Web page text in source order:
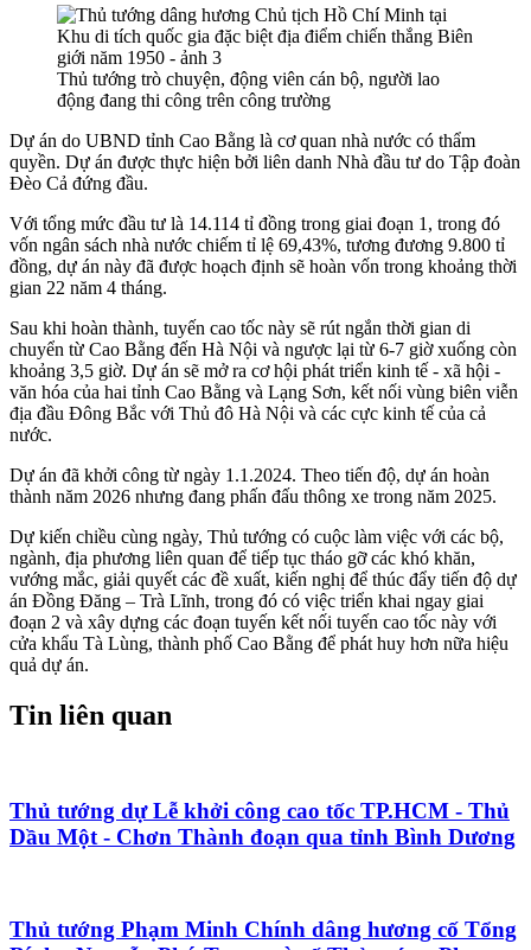
Thủ tướng trò chuyện, động viên cán bộ, người lao
động đang thi công trên công trường
Dự án do UBND tỉnh Cao Bằng là cơ quan nhà nước có thẩm
quyền. Dự án được thực hiện bởi liên danh Nhà đầu tư do Tập đoàn
Đèo Cả đứng đầu.
Với tổng mức đầu tư là 14.114 tỉ đồng trong giai đoạn 1, trong đó
vốn ngân sách nhà nước chiếm tỉ lệ 69,43%, tương đương 9.800 tỉ
đồng, dự án này đã được hoạch định sẽ hoàn vốn trong khoảng thời
gian 22 năm 4 tháng.
Sau khi hoàn thành, tuyến cao tốc này sẽ rút ngắn thời gian di
chuyển từ Cao Bằng đến Hà Nội và ngược lại từ 6-7 giờ xuống còn
khoảng 3,5 giờ. Dự án sẽ mở ra cơ hội phát triển kinh tế - xã hội -
văn hóa của hai tỉnh Cao Bằng và Lạng Sơn, kết nối vùng biên viễn
địa đầu Đông Bắc với Thủ đô Hà Nội và các cực kinh tế của cả
nước.
Dự án đã khởi công từ ngày 1.1.2024. Theo tiến độ, dự án hoàn
thành năm 2026 nhưng đang phấn đấu thông xe trong năm 2025.
Dự kiến chiều cùng ngày, Thủ tướng có cuộc làm việc với các bộ,
ngành, địa phương liên quan để tiếp tục tháo gỡ các khó khăn,
vướng mắc, giải quyết các đề xuất, kiến nghị để thúc đẩy tiến độ dự
án Đồng Đăng – Trà Lĩnh, trong đó có việc triển khai ngay giai
đoạn 2 và xây dựng các đoạn tuyến kết nối tuyến cao tốc này với
cửa khẩu Tà Lùng, thành phố Cao Bằng để phát huy hơn nữa hiệu
quả dự án.
Tin liên quan
Thủ tướng dự Lễ khởi công cao tốc TP.HCM - Thủ
Dầu Một - Chơn Thành đoạn qua tỉnh Bình Dương
Thủ tướng Phạm Minh Chính dâng hương cố Tổng